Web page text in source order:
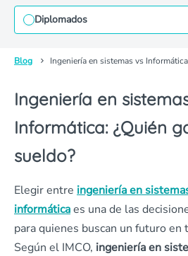
Diplomados
Blog Ingeniería en sistemas vs
Ingeniería en
Informática: ¿Quién
sueldo?
Elegir entre ingeniería en
informáticaes una de las
para quienes buscan un futuro en
Según el IMCO, ingeniería en